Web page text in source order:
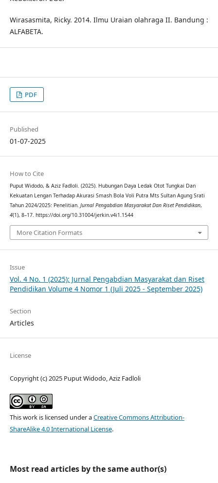
Wirasasmita, Ricky. 2014. Ilmu Uraian olahraga II. Bandung :
ALFABETA.
PDF
Published
01-07-2025
How to Cite
Puput Widodo, & Aziz Fadloli. (2025). Hubungan Daya Ledak Otot Tungkai Dan
Kekuatan Lengan Terhadap Akurasi Smash Bola Voli Putra Mts Sultan Agung Srati
Tahun 2024/2025: Penelitian. Jurnal Pengabdian Masyarakat Dan Riset Pendidikan,
4(1), 8–17. https://doi.org/10.31004/jerkin.v4i1.1544
More Citation Formats
Issue
Vol. 4 No. 1 (2025): Jurnal Pengabdian Masyarakat dan Riset
Pendidikan Volume 4 Nomor 1 (Juli 2025 - September 2025)
Section
Articles
License
Copyright (c) 2025 Puput Widodo, Aziz Fadloli
This work is licensed under aCreative Commons Attribution-
ShareAlike 4.0 International License.
Most read articles by the same author(s)